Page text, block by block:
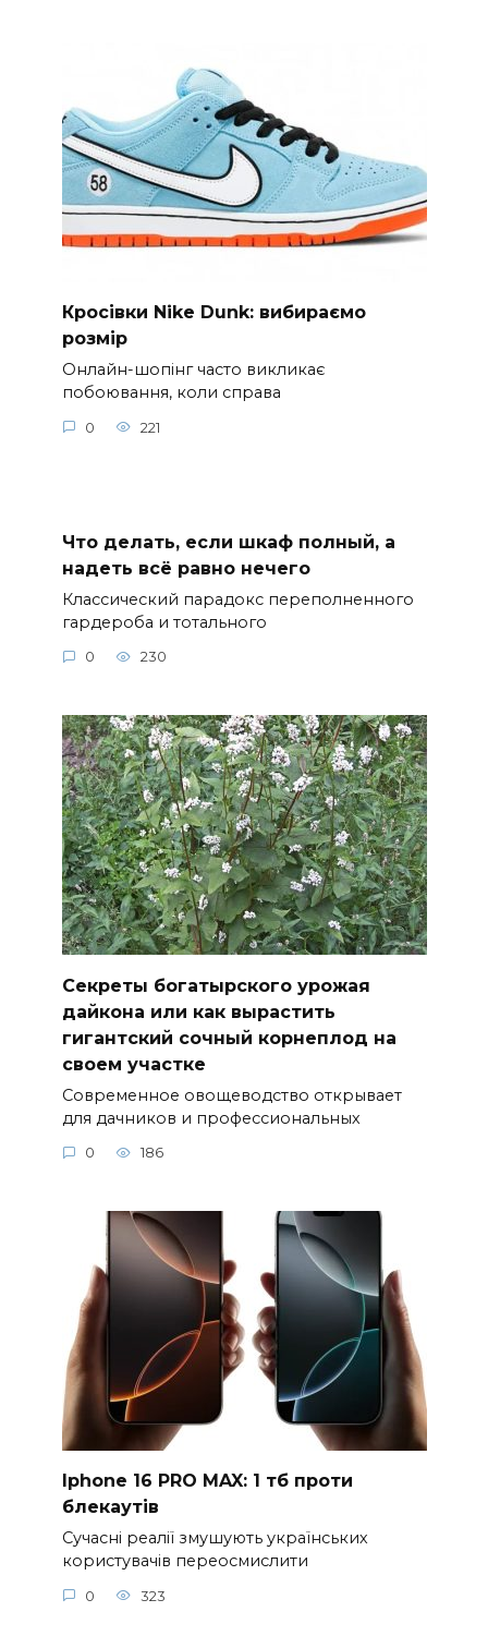
Кросівки Nike Dunk: вибираємо
розмір
Онлайн-шопінг часто викликає
побоювання, коли справа
0 221
Что делать, если шкаф полный, а
надеть всё равно нечего
Классический парадокс переполненного
гардероба и тотального
0 230
Секреты богатырского урожая
дайкона или как вырастить
гигантский сочный корнеплод на
своем участке
Современное овощеводство открывает
для дачников и профессиональных
0 186
Iphone 16 PRO MAX: 1 тб проти
блекаутів
Сучасні реалії змушують українських
користувачів переосмислити
0 323